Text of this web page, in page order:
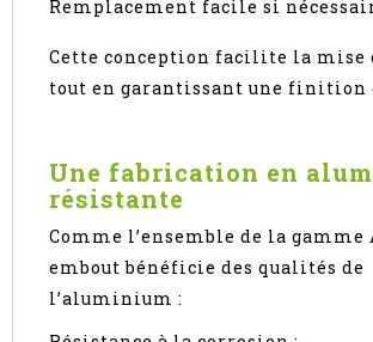
Remplacement facile si
Cette conception facilite la mise
tout en garantissant une finition
Une fabrication en
résistante
Comme l’ensemble de la gamme
embout bénéficie des qualités de
l’aluminium :